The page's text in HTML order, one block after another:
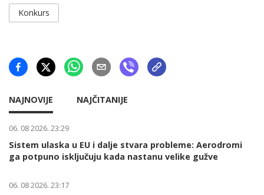
Konkurs
NAJNOVIJE NAJČITANIJE
06. 08 2026. 23:29
Sistem ulaska u EU i dalje stvara probleme: Aerodromi
ga potpuno isključuju kada nastanu velike gužve
06. 08 2026. 23:17